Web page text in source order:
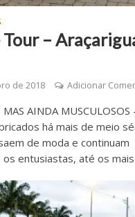
–
de 2018 Adicionar
MAS AINDA
há mais de meio
de moda e continuam
entusiastas, até os